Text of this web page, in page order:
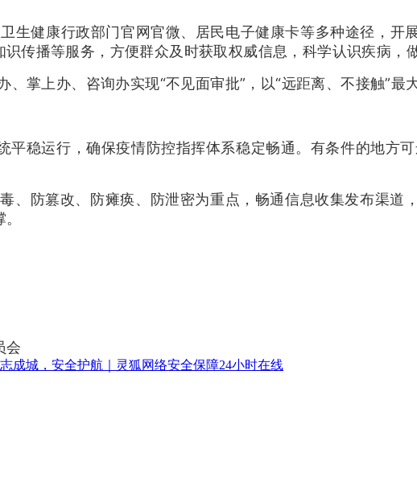
生健康行政部门官网官微、居民电子健康卡等多种途径，开
传播等服务，方便群众及时获取权威信息，科学认识疾病，
掌上办、咨询办实现“不见面审批”，以“远距离、不接触”最
稳运行，确保疫情防控指挥体系稳定畅通。 有条件的地方
、防篡改、防瘫痪、防泄密为重点，畅通信息收集发布渠道
会
成城，安全护航｜灵狐网络安全保障24小时在线